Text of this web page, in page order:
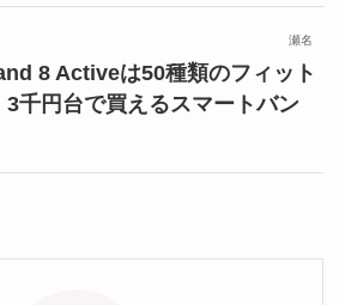
瀬名
8 Activeは50種類のフィット
3千円台で買えるスマートバン